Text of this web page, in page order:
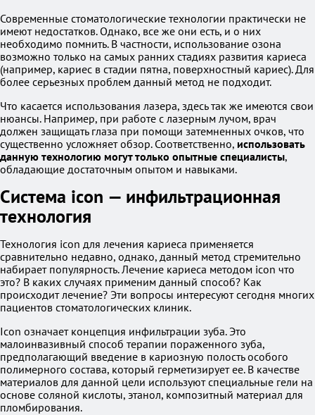
Современные стоматологические технологии практически не
имеют недостатков. Однако, все же они есть, и о них
необходимо помнить. В частности, использование озона
возможно только на самых ранних стадиях развития кариеса
(например, кариес в стадии пятна, поверхностный кариес). Для
более серьезных проблем данный метод не подходит.
Что касается использования лазера, здесь так же имеются свои
нюансы. Например, при работе с лазерным лучом, врач
должен защищать глаза при помощи затемненных очков, что
существенно усложняет обзор. Соответственно, использовать
данную технологию могут только опытные специалисты,
обладающие достаточным опытом и навыками.
Система icon — инфильтрационная
технология
Технология icon для лечения кариеса применяется
сравнительно недавно, однако, данный метод стремительно
набирает популярность. Лечение кариеса методом icon что
это? В каких случаях применим данный способ? Как
происходит лечение? Эти вопросы интересуют сегодня многих
пациентов стоматологических клиник.
Icon означает концепция инфильтрации зуба. Это
малоинвазивный способ терапии пораженного зуба,
предполагающий введение в кариозную полость особого
полимерного состава, который герметизирует ее. В качестве
материалов для данной цели используют специальные гели на
основе соляной кислоты, этанол, композитный материал для
пломбирования.